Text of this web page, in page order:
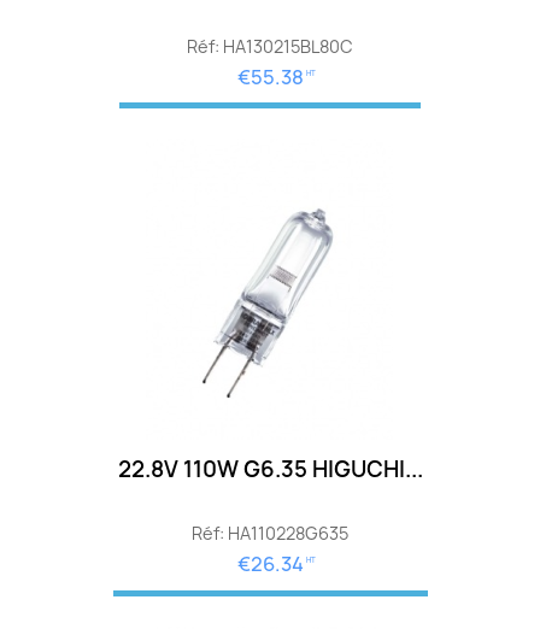
Réf: HA130215BL80C
€55.38 HT
22.8V 110W G6.35 HIGUCHI...
Réf: HA110228G635
€26.34 HT